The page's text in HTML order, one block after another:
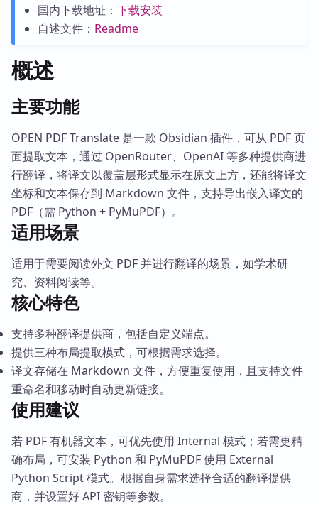
国内下载地址： 下载安装
自述文件： Readme
概述
主要功能
OPEN PDF Translate 是一款 Obsidian 插件，可从 PDF 页
面提取文本，通过 OpenRouter、OpenAI 等多种提供商进
行翻译，将译文以覆盖层形式显示在原文上方，还能将译文
坐标和文本保存到 Markdown 文件，支持导出嵌入译文的
PDF（需 Python + PyMuPDF）。
适用场景
适用于需要阅读外文 PDF 并进行翻译的场景，如学术研
究、资料阅读等。
核心特色
支持多种翻译提供商，包括自定义端点。
提供三种布局提取模式，可根据需求选择。
译文存储在 Markdown 文件，方便重复使用，且支持文件
重命名和移动时自动更新链接。
使用建议
若 PDF 有机器文本，可优先使用 Internal 模式；若需更精
确布局，可安装 Python 和 PyMuPDF 使用 External
Python Script 模式。根据自身需求选择合适的翻译提供
商，并设置好 API 密钥等参数。